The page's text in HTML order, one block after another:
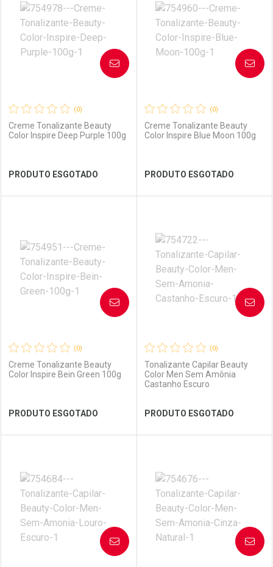
Laboratório
Ver Desconto Convênio
Por Menos Laboratório
Ver Desconto Convênio
Por Menos
(0)
Creme Tonalizante Beauty
Color Inspire Deep Purple 100g
PRODUTO ESGOTADO
AVISE-ME
Laboratório
Ver Desconto Convênio
Por Menos
(0)
Creme Tonalizante Beauty
Color Inspire Blue Moon 100g
PRODUTO ESGOTADO
AVISE-ME
Laboratório
Ver Desconto Convênio
Por Menos
(0)
Creme Tonalizante Beauty
Color Inspire Bein Green 100g
PRODUTO ESGOTADO
AVISE-ME
Laboratório
Por Menos
(0)
Tonalizante Capilar Beauty
Color Men Sem Amônia
Castanho Escuro
PRODUTO ESGOTADO
AVISE-ME
Laboratório
Por Menos
AVISE-ME AVISE-ME